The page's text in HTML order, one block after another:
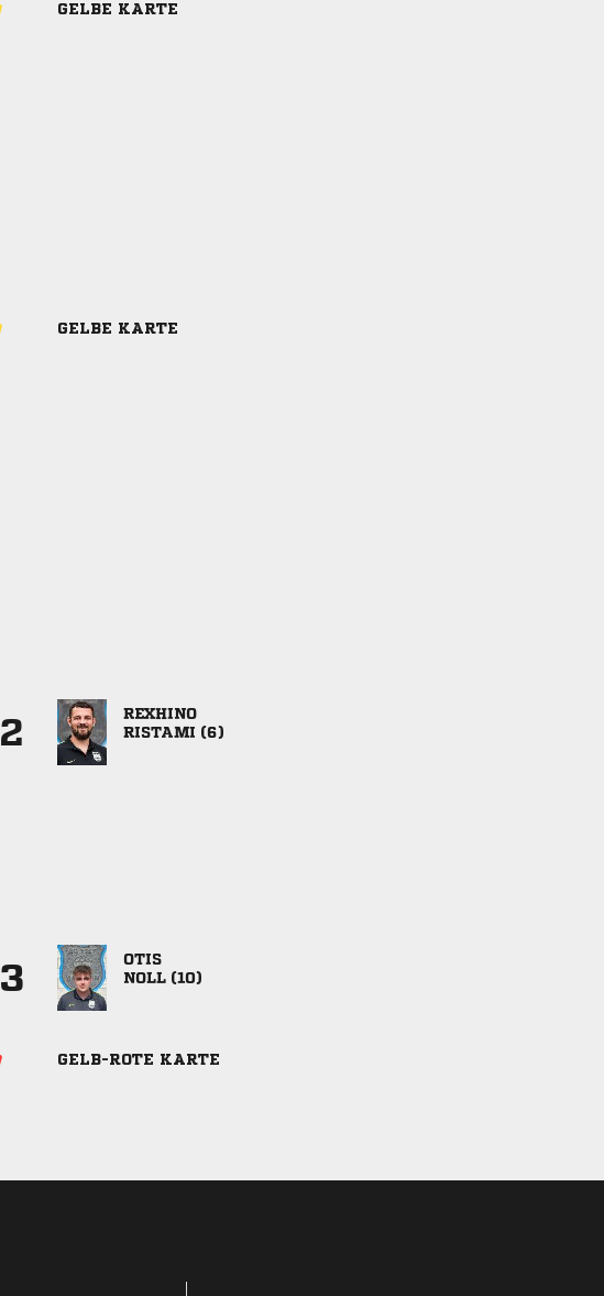
GELBE KARTE
GELBE KARTE


 


 
GELB-ROTE KARTE